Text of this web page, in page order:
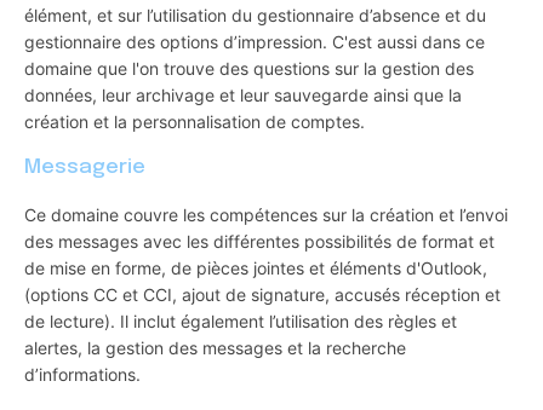
élément, et sur l’utilisation du gestionnaire d’absence et du
gestionnaire des options d’impression. C'est aussi dans ce
domaine que l'on trouve des questions sur la gestion des
données, leur archivage et leur sauvegarde ainsi que la
création et la personnalisation de comptes.
Messagerie
Ce domaine couvre les compétences sur la création et l’envoi
des messages avec les différentes possibilités de format et
de mise en forme, de pièces jointes et éléments d'Outlook,
(options CC et CCI, ajout de signature, accusés réception et
de lecture). Il inclut également l’utilisation des règles et
alertes, la gestion des messages et la recherche
d’informations.